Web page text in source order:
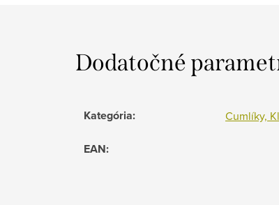
Dodatočné
Kategória: Cumlíky,
EAN: